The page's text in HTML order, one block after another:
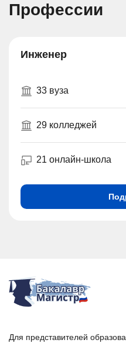
Профессии
Инженер
33 вуза
29 колледжей
21 онлайн-школа
Для представителей